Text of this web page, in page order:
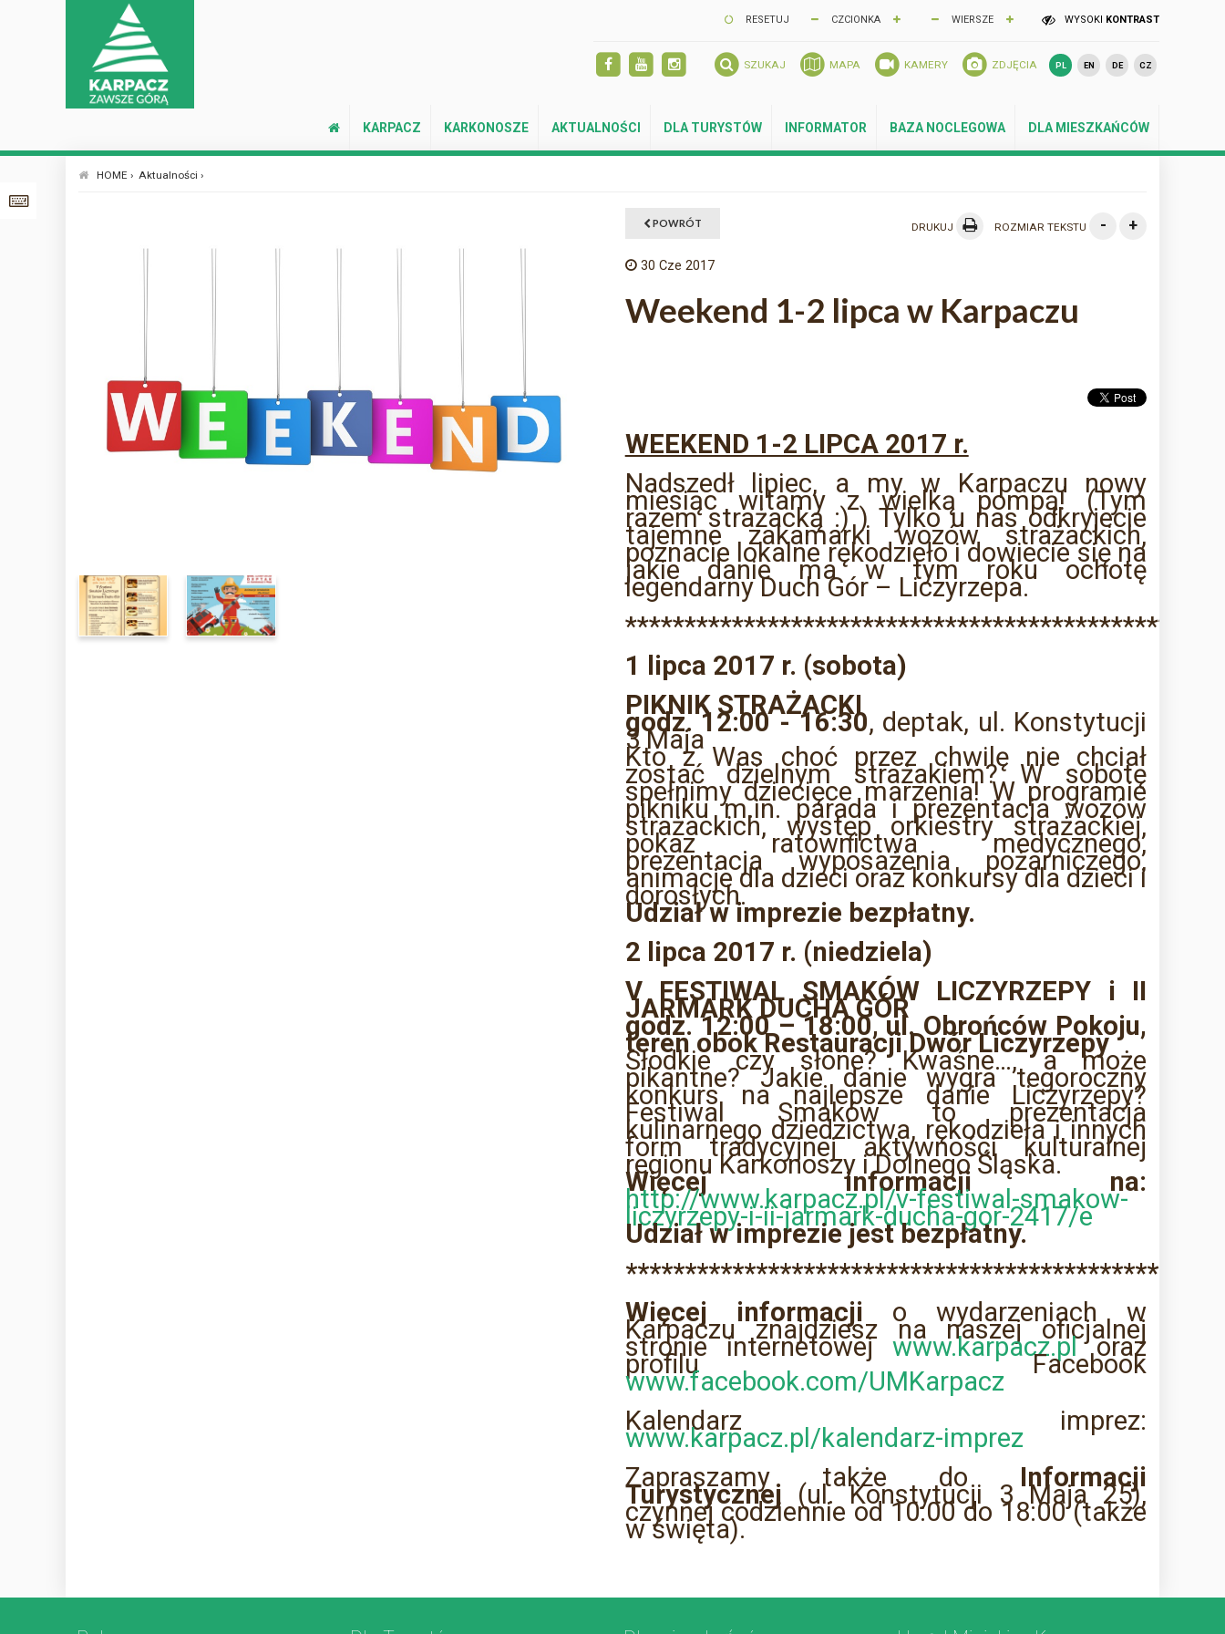
RESETUJ CZCIONKA WIERSZE WYSOKI KONTRAST
SZUKAJ MAPA KAMERY ZDJĘCIA PL EN DE CZ
KARPACZ KARKONOSZE AKTUALNOŚCI DLA TURYSTÓW INFORMATOR BAZA NOCLEGOWA DLA MIESZKAŃCÓW
HOME › Aktualności ›
POWRÓT DRUKUJ ROZMIAR TEKSTU - +
30 Cze 2017
Weekend 1-2 lipca w Karpaczu
WEEKEND 1-2 LIPCA 2017 r.
Nadszedł lipiec, a my w Karpaczu nowy
miesiąc witamy z wielką pompą! (Tym
razem strażacką :) ) Tylko u nas odkryjecie
tajemne zakamarki wozów strażackich,
poznacie lokalne rękodzieło i dowiecie się na
jakie danie ma w tym roku ochotę
legendarny Duch Gór – Liczyrzepa.
1 lipca 2017 r. (sobota)
PIKNIK STRAŻACKI
godz. 12:00 - 16:30, deptak, ul. Konstytucji
3 Maja
Kto z Was choć przez chwilę nie chciał
zostać dzielnym strażakiem? W sobotę
spełnimy dziecięce marzenia! W programie
pikniku m.in. parada i prezentacja wozów
strażackich, występ orkiestry strażackiej,
pokaz ratownictwa medycznego,
prezentacja wyposażenia pożarniczego,
animacje dla dzieci oraz konkursy dla dzieci i
dorosłych.
Udział w imprezie bezpłatny.
2 lipca 2017 r. (niedziela)
V FESTIWAL SMAKÓW LICZYRZEPY i II
JARMARK DUCHA GÓR
godz. 12:00 – 18:00, ul. Obrońców Pokoju,
teren obok Restauracji Dwór Liczyrzepy
Słodkie czy słone? Kwaśne…, a może
pikantne? Jakie danie wygra tegoroczny
konkurs na najlepsze danie Liczyrzepy?
Festiwal Smaków to prezentacja
kulinarnego dziedzictwa, rękodzieła i innych
form tradycyjnej aktywności kulturalnej
regionu Karkonoszy i Dolnego Śląska.
Więcej informacji na:
http://www.karpacz.pl/v-festiwal-smakow-
liczyrzepy-i-ii-jarmark-ducha-gor-2417/e
Udział w imprezie jest bezpłatny.
Więcej informacji o wydarzeniach w
Karpaczu znajdziesz na naszej oficjalnej
stronie internetowejwww.karpacz.ploraz
profilu Facebook
www.facebook.com/UMKarpacz
Kalendarz imprez:
www.karpacz.pl/kalendarz-imprez
Zapraszamy także do Informacji
Turystycznej (ul. Konstytucji 3 Maja 25),
czynnej codziennie od 10:00 do 18:00 (także
w święta).